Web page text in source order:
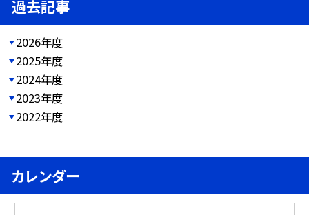
過去記事
2026年度
2025年度
2024年度
2023年度
2022年度
カレンダー